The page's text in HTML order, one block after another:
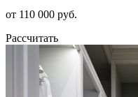
от 110 000 руб.
Рассчитать